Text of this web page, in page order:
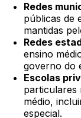
Redes
públicas de
mantidas
Redes
ensino
governo do
Escolas
particulares
médio,
especial.